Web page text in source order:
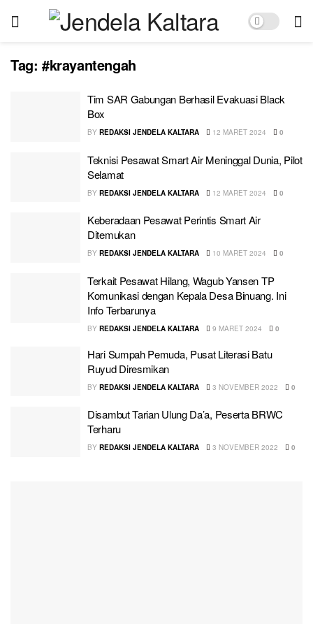
Tag: #krayantengah
Tim SAR Gabungan Berhasil Evakuasi Black
Box
BY REDAKSI JENDELA KALTARA 12 MARET 2024 0
Teknisi Pesawat Smart Air Meninggal Dunia, Pilot
Selamat
BY REDAKSI JENDELA KALTARA 12 MARET 2024 0
Keberadaan Pesawat Perintis Smart Air
Ditemukan
BY REDAKSI JENDELA KALTARA 10 MARET 2024 0
Terkait Pesawat Hilang, Wagub Yansen TP
Komunikasi dengan Kepala Desa Binuang. Ini
Info Terbarunya
BY REDAKSI JENDELA KALTARA 9 MARET 2024 0
Hari Sumpah Pemuda, Pusat Literasi Batu
Ruyud Diresmikan
BY REDAKSI JENDELA KALTARA 3 NOVEMBER 2022 0
Disambut Tarian Ulung Da’a, Peserta BRWC
Terharu
BY REDAKSI JENDELA KALTARA 3 NOVEMBER 2022 0